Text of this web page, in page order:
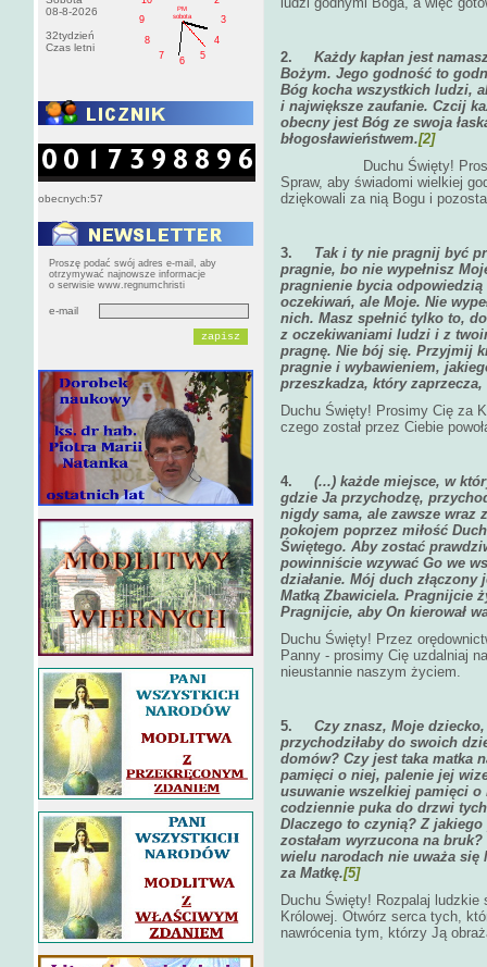
08-8-2026
32tydzień
Czas letni
3
4
5
6
7
8
9
PM
sobota
obecnych:57
Proszę podać swój adres e-mail, aby
otrzymywać najnowsze informacje
o serwisie www.regnumchristi
e-mail
2. Każdy kapłan jest
Bożym. Jego godność to
Bóg kocha wszystkich ludzi,
i największe zaufanie. Czcij
obecny jest Bóg ze swoja
błogosławieństwem.[2]
Duchu Święty! Prosimy
Spraw, aby świadomi wielkiej
dziękowali za nią Bogu i
3. Tak i ty nie pragnij być
pragnie, bo nie wypełnisz
pragnienie bycia
oczekiwań, ale Moje. Nie
nich. Masz spełnić tylko to,
z oczekiwaniami ludzi i z
pragnę. Nie bój się. Przyjmij
pragnie i wybawieniem,
przeszkadza, który
Duchu Święty! Prosimy Cię za
czego został przez Ciebie
4. (...) każde miejsce, w
gdzie Ja przychodzę,
nigdy sama, ale zawsze wraz
pokojem poprzez miłość
Świętego. Aby zostać
powinniście wzywać Go we
działanie. Mój duch złączony
Matką Zbawiciela. Pragnijcie
Pragnijcie, aby On kierował
Duchu Święty! Przez
Panny - prosimy Cię uzdalniaj
nieustannie naszym życiem.
5. Czy znasz, Moje
przychodziłaby do swoich
domów? Czy jest taka matka
pamięci o niej, palenie jej
usuwanie wszelkiej pamięci
codziennie puka do drzwi
Dlaczego to czynią? Z
zostałam wyrzucona na
wielu narodach nie uważa się
za Matkę.[5]
Duchu Święty! Rozpalaj ludzkie
Królowej. Otwórz serca tych,
nawrócenia tym, którzy Ją